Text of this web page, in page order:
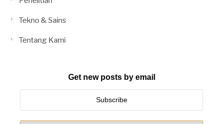
Tekno & Sains
Tentang Kami
Get new posts by email